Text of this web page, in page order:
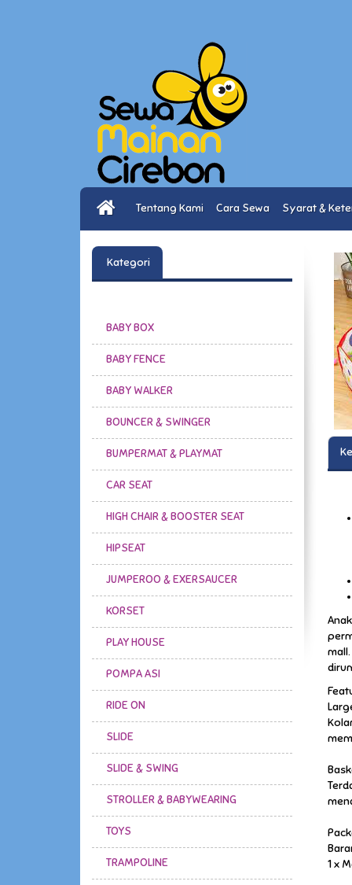
Tentang Kami Cara Sewa Syarat &
Kategori
BABY BOX
BABY FENCE
BABY WALKER
BOUNCER & SWINGER
BUMPERMAT & PLAYMAT
CAR SEAT
HIGH CHAIR & BOOSTER SEAT
HIPSEAT
JUMPEROO & EXERSAUCER
KORSET
PLAY HOUSE
POMPA ASI
RIDE ON
SLIDE
SLIDE & SWING
STROLLER & BABYWEARING
TOYS
TRAMPOLINE
1 x